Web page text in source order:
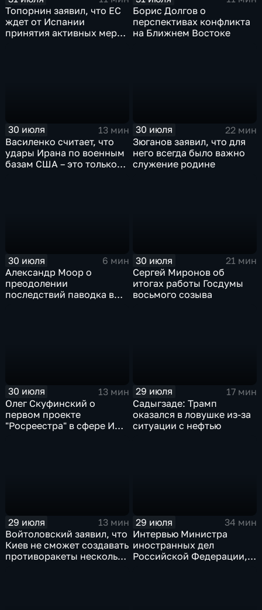
Топорнин заявил, что ЕС
ждет от Испании
принятия активных мер
Борис Долгов о
перспективах конфликта
на Ближнем Востоке
30 июля
13 мин
Василенко считает, что
удары Ирана по военным
базам США – это только
30 июля
22 мин
Зюганов заявил, что для
него всегда было важно
служение родине
30 июля
6 мин
Александр Моор о
преодолении
последствий паводка в
30 июля
21 мин
Сергей Миронов об
итогах работы Госдумы
восьмого созыва
30 июля
13 мин
Олег Скуфинский о
первом проекте
"Росреестра" в сфере ИИ
29 июля
17 мин
Садыгзаде: Трамп
оказался в ловушке из-за
ситуации с нефтью
29 июля
13 мин
Войтоловский заявил, что
Киев не сможет создавать
противоракеты несколько
29 июля
34 мин
Интервью Министра
иностранных дел
Российской Федерации,